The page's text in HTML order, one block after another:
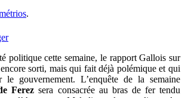
.
politique cette semaine, le rapport Gallois sur
sorti, mais qui fait déjà polémique et qui
le gouvernement. L’enquête de la semaine
Ferez sera consacrée au bras de fer tendu